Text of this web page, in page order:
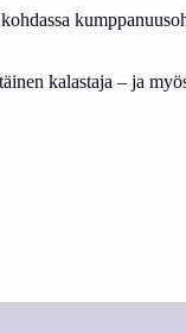
kalastaja – ja